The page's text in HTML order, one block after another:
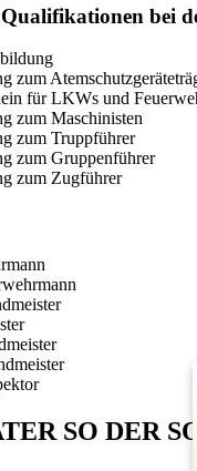
bei
zum
für LKWs und
zum Maschinisten
zum Truppführer
zum Gruppenführer
zum Zugführer
SO DER
Bewertungen auf